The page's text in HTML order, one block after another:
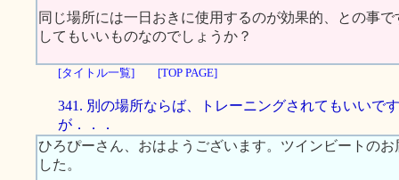
同じ場所には一日おきに使用するのが効果的、との事
してもいいものなのでしょうか？
[タイトル一覧] [TOP PAGE]
341. 別の場所ならば、トレーニングされてもいいです
が．．．
ひろぴーさん、おはようございます。ツインビートの
した。